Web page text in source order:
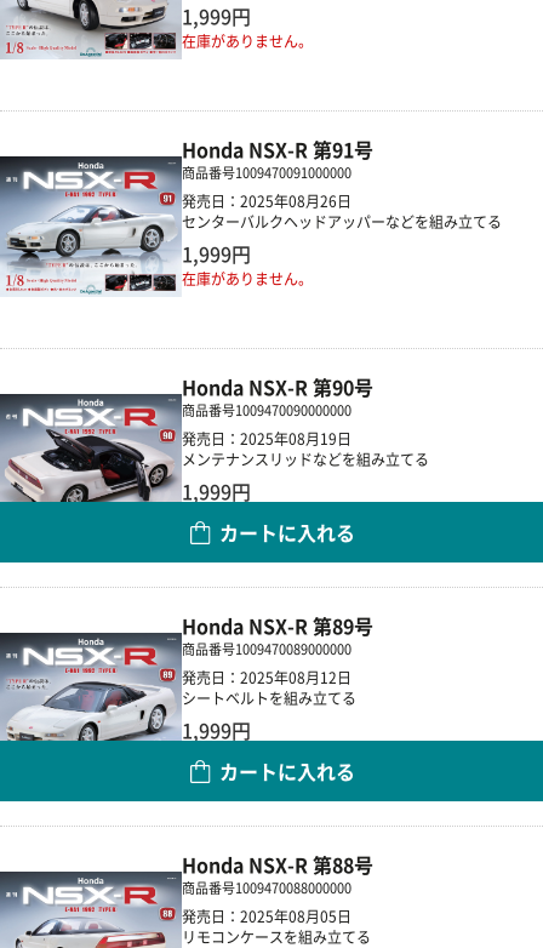
1,999円
在庫がありません。
Honda NSX-R 第91号
商品番号1009470091000000
発売日：2025年08月26日
センターバルクヘッドアッパーなどを組み立てる
1,999円
在庫がありません。
Honda NSX-R 第90号
商品番号1009470090000000
発売日：2025年08月19日
メンテナンスリッドなどを組み立てる
1,999円
カートに入れる
Honda NSX-R 第89号
商品番号1009470089000000
発売日：2025年08月12日
シートベルトを組み立てる
1,999円
カートに入れる
Honda NSX-R 第88号
商品番号1009470088000000
発売日：2025年08月05日
リモコンケースを組み立てる